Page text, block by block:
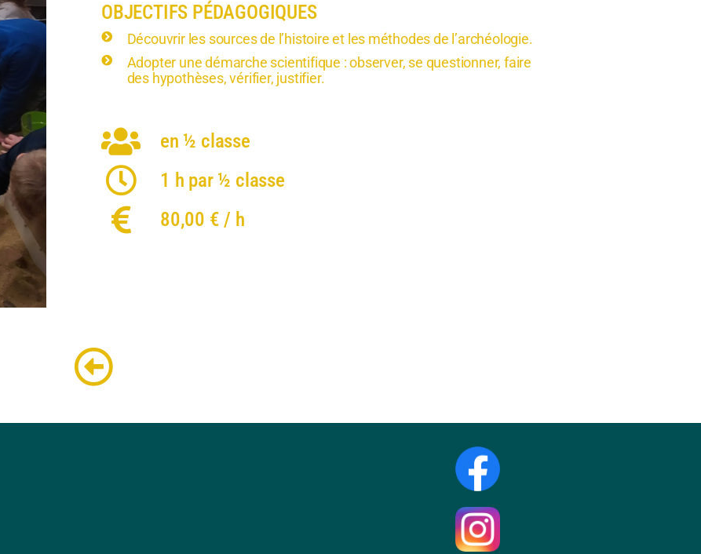
OBJECTIFS PÉDAGOGIQUES
Découvrir les sources de l’histoire et les méthodes de l’archéologie.
Adopter une démarche scientifique : observer, se questionner, faire
des hypothèses, vérifier, justifier.
en ½ classe
1 h par ½ classe
80,00 € / h